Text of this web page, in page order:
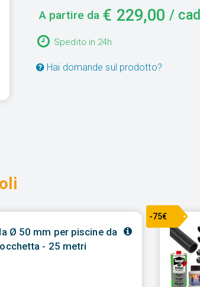
A partire da € 229,00 /
Spedito in 24h
Hai domande sul prodotto?
Ø 50 mm per piscine da
- 25 metri
-75€